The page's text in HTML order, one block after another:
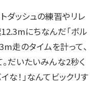
ダッシュの練習やリレ
にちなんだ「ボル
走のタイムを計って、
。だいたいみんな2秒く
な！」なんてビックリす